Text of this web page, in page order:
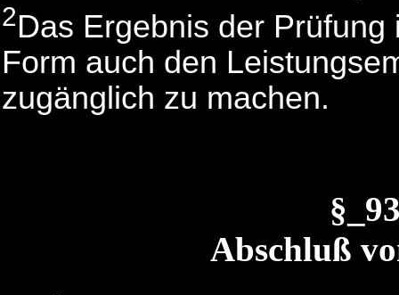
2Das Ergebnis der
Form auch den
zugänglich zu machen.
Abschluß